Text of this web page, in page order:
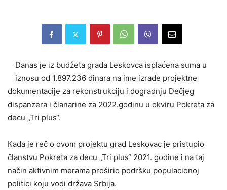
Danas je iz budžeta grada Leskovca isplaćena suma u
iznosu od 1.897.236 dinara na ime izrade projektne
dokumentacije za rekonstrukciju i dogradnju Dečjeg
dispanzera i članarine za 2022.godinu u okviru Pokreta za
decu „Tri plus“.
Кada je reč o ovom projektu grad Leskovac je pristupio
članstvu Pokreta za decu „Tri plus“ 2021. godine i na taj
način aktivnim merama proširio podršku populacionoj
politici koju vodi država Srbija.